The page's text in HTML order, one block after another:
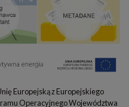
Europejską z Europejskiego
Operacyjnego Województwa